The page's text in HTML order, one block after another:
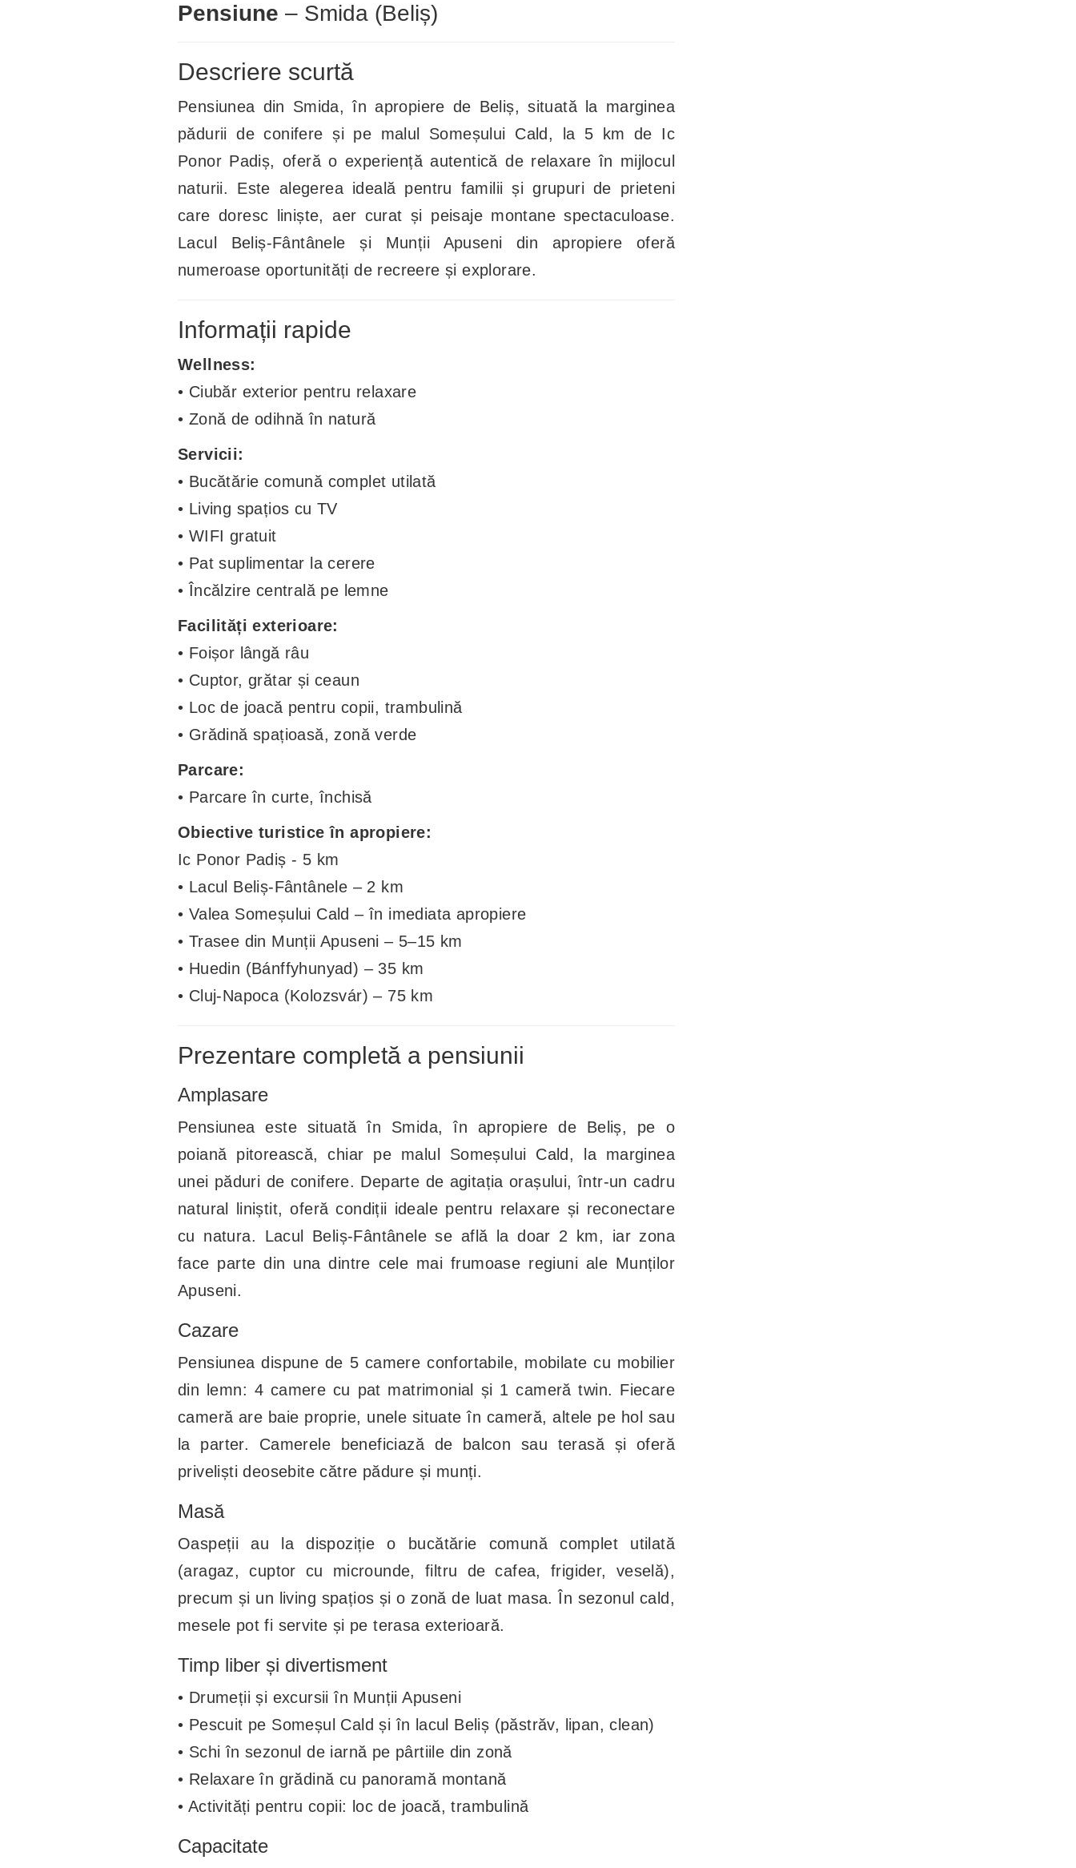
Pensiune – Smida (Beliș)
Descriere scurtă
Pensiunea din Smida, în apropiere de Beliș, situată la marginea
pădurii de conifere și pe malul Someșului Cald, la 5 km de Ic
Ponor Padiș, oferă o experiență autentică de relaxare în mijlocul
naturii. Este alegerea ideală pentru familii și grupuri de prieteni
care doresc liniște, aer curat și peisaje montane spectaculoase.
Lacul Beliș-Fântânele și Munții Apuseni din apropiere oferă
numeroase oportunități de recreere și explorare.
Informații rapide
Wellness:
• Ciubăr exterior pentru relaxare
• Zonă de odihnă în natură
Servicii:
• Bucătărie comună complet utilată
• Living spațios cu TV
• WIFI gratuit
• Pat suplimentar la cerere
• Încălzire centrală pe lemne
Facilități exterioare:
• Foișor lângă râu
• Cuptor, grătar și ceaun
• Loc de joacă pentru copii, trambulină
• Grădină spațioasă, zonă verde
Parcare:
• Parcare în curte, închisă
Obiective turistice în apropiere:
Ic Ponor Padiș - 5 km
• Lacul Beliș-Fântânele – 2 km
• Valea Someșului Cald – în imediata apropiere
• Trasee din Munții Apuseni – 5–15 km
• Huedin (Bánffyhunyad) – 35 km
• Cluj-Napoca (Kolozsvár) – 75 km
Prezentare completă a pensiunii
Amplasare
Pensiunea este situată în Smida, în apropiere de Beliș, pe o
poiană pitorească, chiar pe malul Someșului Cald, la marginea
unei păduri de conifere. Departe de agitația orașului, într-un cadru
natural liniștit, oferă condiții ideale pentru relaxare și reconectare
cu natura. Lacul Beliș-Fântânele se află la doar 2 km, iar zona
face parte din una dintre cele mai frumoase regiuni ale Munților
Apuseni.
Cazare
Pensiunea dispune de 5 camere confortabile, mobilate cu mobilier
din lemn: 4 camere cu pat matrimonial și 1 cameră twin. Fiecare
cameră are baie proprie, unele situate în cameră, altele pe hol sau
la parter. Camerele beneficiază de balcon sau terasă și oferă
priveliști deosebite către pădure și munți.
Masă
Oaspeții au la dispoziție o bucătărie comună complet utilată
(aragaz, cuptor cu microunde, filtru de cafea, frigider, veselă),
precum și un living spațios și o zonă de luat masa. În sezonul cald,
mesele pot fi servite și pe terasa exterioară.
Timp liber și divertisment
• Drumeții și excursii în Munții Apuseni
• Pescuit pe Someșul Cald și în lacul Beliș (păstrăv, lipan, clean)
• Schi în sezonul de iarnă pe pârtiile din zonă
• Relaxare în grădină cu panoramă montană
• Activități pentru copii: loc de joacă, trambulină
Capacitate